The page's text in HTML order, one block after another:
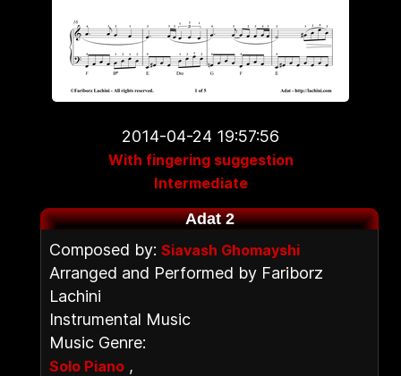
2014-04-24 19:57:56
With fingering suggestion
Intermediate
Adat 2
Composed by: Siavash Ghomayshi
Arranged and Performed by Fariborz
Lachini
Instrumental Music
Music Genre:
Solo Piano ,